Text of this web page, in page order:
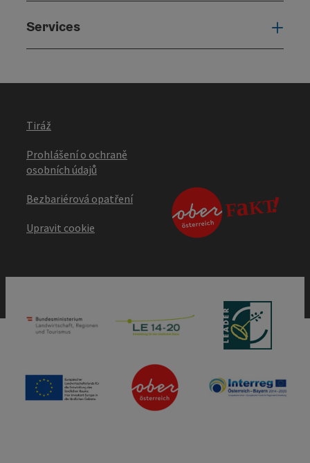
Services
Tiráž
Prohlášení o ochraně
osobních údajů
Bezbariérová opatření
Upravit cookie